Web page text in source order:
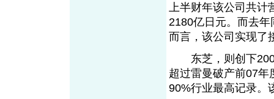
上半财年该公司共计
2180亿日元。而去
而言，该公司实现
东芝，则创下2000
超过雷曼破产前07年
90%行业最高记录。